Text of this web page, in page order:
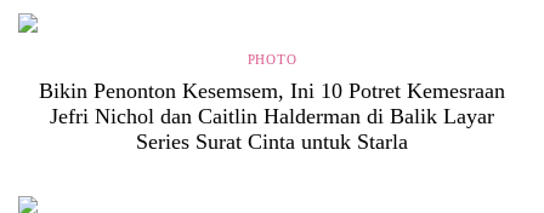
PHOTO
Bikin Penonton Kesemsem, Ini 10 Potret Kemesraan
Jefri Nichol dan Caitlin Halderman di Balik Layar
Series Surat Cinta untuk Starla